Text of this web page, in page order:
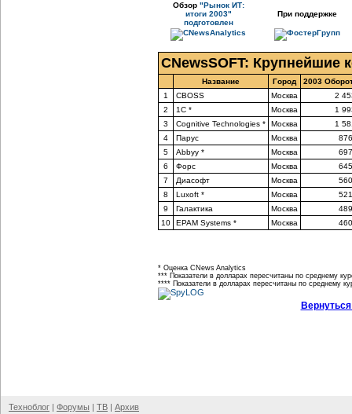
Обзор "Рынок ИТ:
итоги 2003"
подготовлен
При поддержке
CNewsSOFT: Крупнейшие
Название Город
2003
1
CBOSS Москва
2
2
1С * Москва
1
3
Cognitive Technologies * Москва
1
4
Парус Москва
5
Abbyy * Москва
6
Форс Москва
7
Диасофт Москва
8
Luxoft * Москва
9
Галактика Москва
10
EPAM Systems * Москва
* Оценка CNews Analytics
*** Показатели в долларах пересчитаны по среднему
**** Показатели в долларах пересчитаны по среднему
Техноблог | Форумы | ТВ | Архив